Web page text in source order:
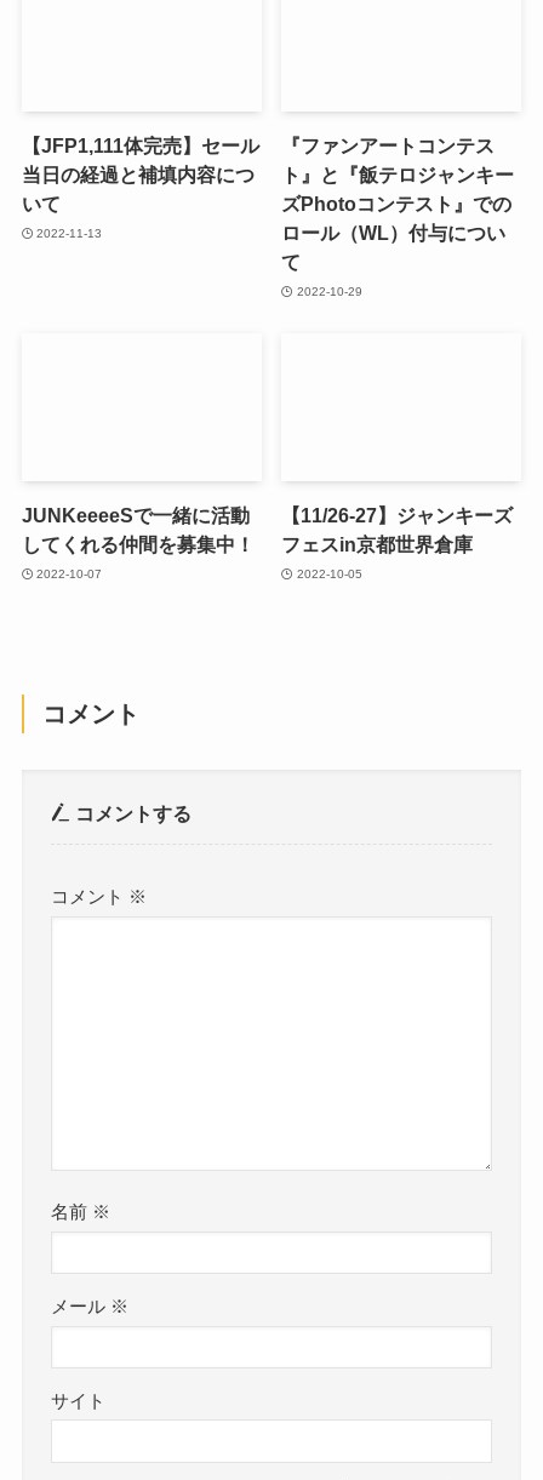
【JFP1,111体完売】セール
当日の経過と補填内容につ
いて
2022-11-13
『ファンアートコンテス
ト』と『飯テロジャンキー
ズPhotoコンテスト』での
ロール（WL）付与につい
て
2022-10-29
JUNKeeeeSで一緒に活動
してくれる仲間を募集中！
2022-10-07
【11/26-27】ジャンキーズ
フェスin京都世界倉庫
2022-10-05
コメント
コメントする
コメント ※
名前 ※
メール ※
サイト